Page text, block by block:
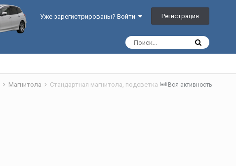
Уже зарегистрированы? Войти Регистрация
Вся активность
Магнитола Стандартная магнитола, подсветка